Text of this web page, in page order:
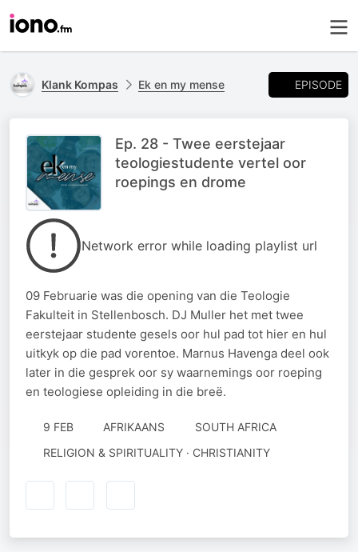
Klank Kompas Ek en my mense EPISODE
Ep. 28 - Twee eerstejaar
teologiestudente vertel oor
roepings en drome
Network error while loading playlist url
09 Februarie was die opening van die Teologie
Fakulteit in Stellenbosch. DJ Muller het met twee
eerstejaar studente gesels oor hul pad tot hier en hul
uitkyk op die pad vorentoe. Marnus Havenga deel ook
later in die gesprek oor sy waarnemings oor roeping
en teologiese opleiding in die breë.
9 FEB AFRIKAANS
SOUTH AFRICA
RELIGION & SPIRITUALITY · CHRISTIANITY